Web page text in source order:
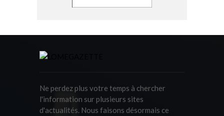
Ne perdez plus votre temps à chercher
l'information sur plusieurs sites
d'actualités. Nous faisons désormais ce